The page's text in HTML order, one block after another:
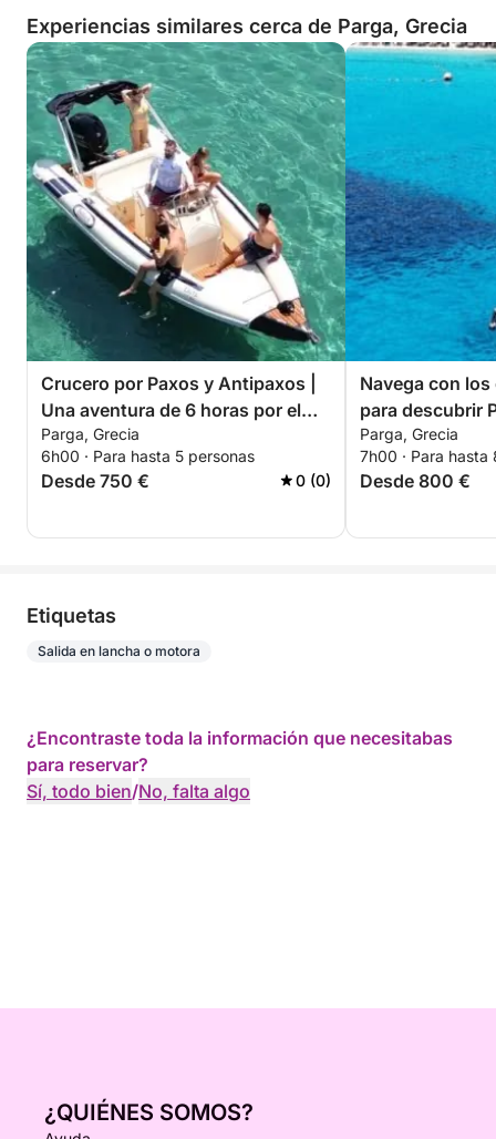
Experiencias similares cerca de Parga, Grecia
Crucero por Paxos y Antipaxos |
Una aventura de 6 horas por el
mar Egeo
Parga, Grecia
6h00 · Para hasta 5 personas
Desde 750 € 0 (0)
Navega con
para descubrir
motora.
Parga, Grecia
7h00 · Para hasta
Desde 800 €
Etiquetas
Salida en lancha o motora
¿Encontraste toda la información que necesitabas
para reservar?
Sí, todo bien/No, falta algo
¿QUIÉNES SOMOS?